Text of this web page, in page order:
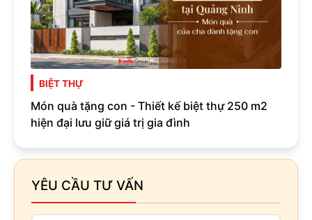
BIỆT THỰ
Món quà tặng con - Thiết kế biệt thự 250 m2
hiện đại lưu giữ giá trị gia đình
YÊU CẦU TƯ VẤN